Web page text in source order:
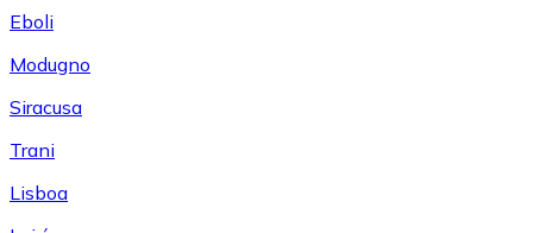
Eboli
Modugno
Siracusa
Trani
Lisboa